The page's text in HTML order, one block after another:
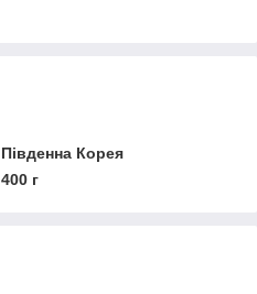
Південна Корея
400 г